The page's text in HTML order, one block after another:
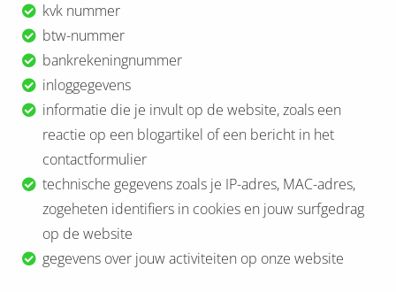
kvk nummer
btw-nummer
bankrekeningnummer
inloggegevens
informatie die je invult op de website, zoals een
reactie op een blogartikel of een bericht in het
contactformulier
technische gegevens zoals je IP-adres, MAC-adres,
zogeheten identifiers in cookies en jouw surfgedrag
op de website
gegevens over jouw activiteiten op onze website